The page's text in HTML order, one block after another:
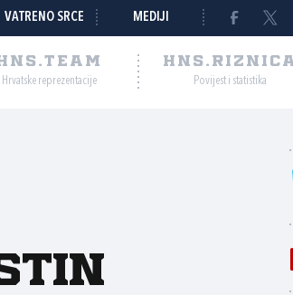
VATRENO SRCE MEDIJI
Hrvatske reprezentacije Povijest i statistika